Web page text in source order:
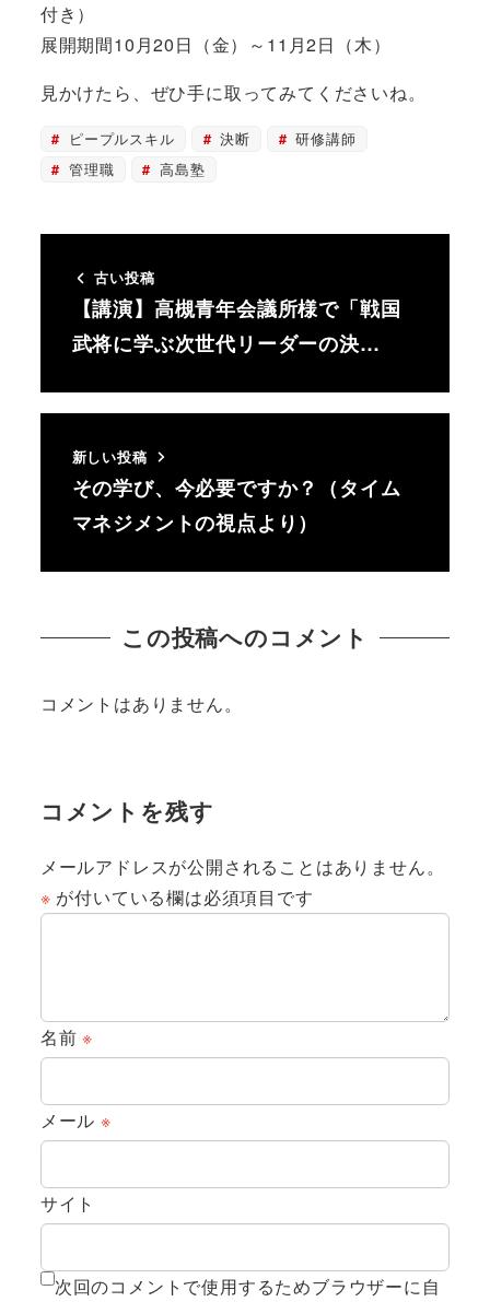
付き）
展開期間10月20日（金）～11月2日（木）
見かけたら、ぜひ手に取ってみてくださいね。
ピープルスキル 決断
研修講師
管理職
高島塾
古い投稿
【講演】高槻青年会議所様で「戦国
武将に学ぶ次世代リーダーの決…
新しい投稿
その学び、今必要ですか？（タイム
マネジメントの視点より）
この投稿へのコメント
コメントはありません。
コメントを残す
メールアドレスが公開されることはありません。
※ が付いている欄は必須項目です
名前※
メール ※
サイト
次回のコメントで使用するためブラウザーに自